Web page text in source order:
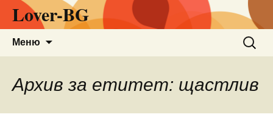
Lover-BG
Меню
за:
Архив за етитет: щастлив